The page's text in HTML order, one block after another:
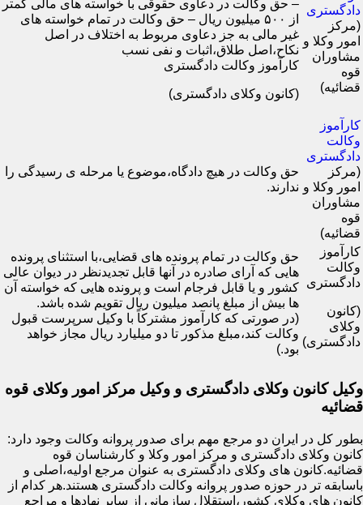
دادگستری
(مرکز
امور وکلا و
مشاوران
قوه
قضائیه)
– حق وکالت در دعاوی حقوقی با خواسته های مالی کمتر
از ۵۰۰ میلیون ریال – حق وکالت در تمام خواسته های
غیر مالی به جز دعاوی مربوط به اختلاف در اصل
نکاح،اصل طلاق،اثبات و نفی نسب
کارآموز وکالت دادگستری
(کانون وکلای دادگستری)
کارآموز
وکالت
دادگستری
(مرکز
امور وکلا و
مشاوران
قوه
قضائیه)
حق وکالت در هیچ دادگاه،موضوع یا مرحله ی رسیدگی را
ندارند.
کارآموز
وکالت
دادگستری
(کانون
وکلای
دادگستری)
حق وکالت در تمام پرونده های قضایی،با استثنای پرونده
هایی که آرای صادره در آنها قابل تجدیدنظر در دیوان عالی
کشور و یا قابل فرجام است و پرونده هایی که خواسته آن
ها بیش از مبلغ پانصد میلیون ریال تقویم شده باشد.
(در صورتی که کارآموز مشترکاً با وکیل سرپرست قبول
وکالت کند،مبلغ مذکور تا دو میلیارد ریال مجاز خواهد
بود.)
وکیل کانون وکلای دادگستری و وکیل مرکز امور وکلای قوه
قضائیه
بطور کل در ایران دو مرجع مهم برای صدور پروانه وکالت وجود دارد:
کانون وکلای دادگستری و مرکز امور وکلا و کارشناسان قوه
قضائیه.کانون های وکلای دادگستری به عنوان مرجع اولیه،اصلی و
باسابقه تر در حوزه صدور پروانه وکالت دادگستری هستند.هر کدام از
کانون های وکلای کشور،استقلال سازمانی از سایر نهادها و مراجع